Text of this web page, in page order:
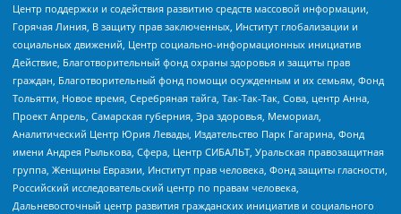
Центр поддержки и содействия развитию средств массовой информации,
Горячая Линия, В защиту прав заключенных, Институт глобализации и
социальных движений, Центр социально-информационных инициатив
Действие, Благотворительный фонд охраны здоровья и защиты прав
граждан, Благотворительный фонд помощи осужденным и их семьям, Фонд
Тольятти, Новое время, Серебряная тайга, Так-Так-Так, Сова, центр Анна,
Проект Апрель, Самарская губерния, Эра здоровья, Мемориал,
Аналитический Центр Юрия Левады, Издательство Парк Гагарина, Фонд
имени Андрея Рылькова, Сфера, Центр СИБАЛЬТ, Уральская правозащитная
группа, Женщины Евразии, Институт прав человека, Фонд защиты гласности,
Российский исследовательский центр по правам человека,
Дальневосточный центр развития гражданских инициатив и социального